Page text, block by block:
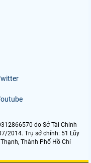
do Sở Tài Chính
2014. Trụ sở chính: 51 Lũy
Thành Phố Hồ Chí